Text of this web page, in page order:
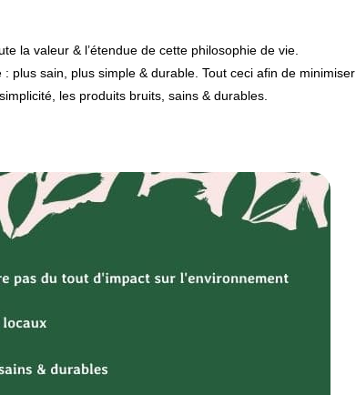
la valeur & l’étendue de cette philosophie de vie.
plus sain, plus simple & durable. Tout ceci afin de minimiser
les produits bruits, sains & durables.